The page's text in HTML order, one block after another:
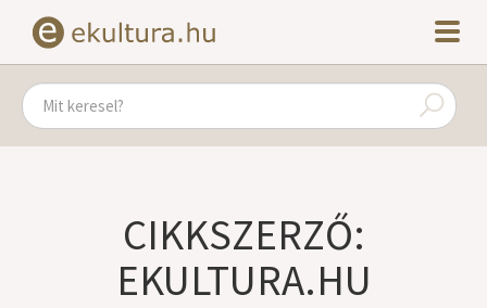
CIKKSZERZŐ:
EKULTURA.HU